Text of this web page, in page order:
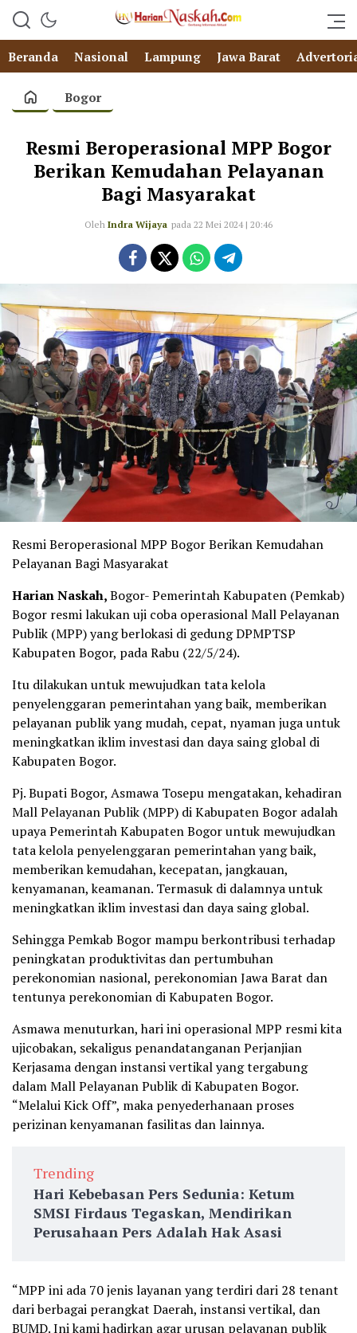
Beranda Nasional Lampung Jawa Barat
Bogor
Resmi Beroperasional MPP Bogor
Berikan Kemudahan Pelayanan
Bagi Masyarakat
Oleh Indra Wijaya pada 22 Mei 2024 | 20:46
Resmi Beroperasional MPP Bogor Berikan Kemudahan
Pelayanan Bagi Masyarakat
Harian Naskah,Bogor- Pemerintah Kabupaten (Pemkab)
Bogor resmi lakukan uji coba operasional Mall Pelayanan
Publik (MPP) yang berlokasi di gedung DPMPTSP
Kabupaten Bogor, pada Rabu (22/5/24).
Itu dilakukan untuk mewujudkan tata kelola
penyelenggaran pemerintahan yang baik, memberikan
pelayanan publik yang mudah, cepat, nyaman juga untuk
meningkatkan iklim investasi dan daya saing global di
Kabupaten Bogor.
Pj. Bupati Bogor, Asmawa Tosepu mengatakan, kehadiran
Mall Pelayanan Publik (MPP) di Kabupaten Bogor adalah
upaya Pemerintah Kabupaten Bogor untuk mewujudkan
tata kelola penyelenggaran pemerintahan yang baik,
memberikan kemudahan, kecepatan, jangkauan,
kenyamanan, keamanan. Termasuk di dalamnya untuk
meningkatkan iklim investasi dan daya saing global.
Sehingga Pemkab Bogor mampu berkontribusi terhadap
peningkatan produktivitas dan pertumbuhan
perekonomian nasional, perekonomian Jawa Barat dan
tentunya perekonomian di Kabupaten Bogor.
Asmawa menuturkan, hari ini operasional MPP resmi kita
ujicobakan, sekaligus penandatanganan Perjanjian
Kerjasama dengan instansi vertikal yang tergabung
dalam Mall Pelayanan Publik di Kabupaten Bogor.
“Melalui Kick Off”, maka penyederhanaan proses
perizinan kenyamanan fasilitas dan lainnya.
Trending
Hari Kebebasan Pers Sedunia: Ketum
SMSI Firdaus Tegaskan, Mendirikan
Perusahaan Pers Adalah Hak Asasi
“MPP ini ada 70 jenis layanan yang terdiri dari 28 tenant
dari berbagai perangkat Daerah, instansi vertikal, dan
BUMD. Ini kami hadirkan agar urusan pelayanan publik